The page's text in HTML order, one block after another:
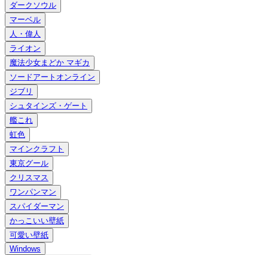
ダークソウル
マーベル
人・偉人
ライオン
魔法少女まどか マギカ
ソードアートオンライン
ジブリ
シュタインズ・ゲート
艦これ
虹色
マインクラフト
東京グール
クリスマス
ワンパンマン
スパイダーマン
かっこいい壁紙
可愛い壁紙
Windows